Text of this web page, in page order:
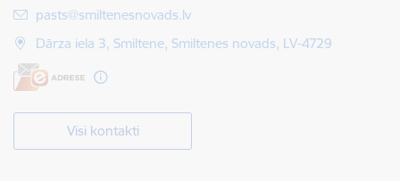
E-pasts:
pasts@smiltenesnovads.lv
Dārza iela 3, Smiltene, Smiltenes novads, LV-4729
Visi kontakti